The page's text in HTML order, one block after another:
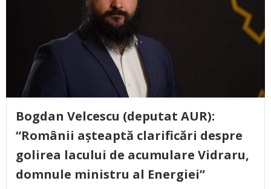
Bogdan Velcescu (deputat AUR):
“Românii așteaptă clarificări despre
golirea lacului de acumulare Vidraru,
domnule ministru al Energiei”